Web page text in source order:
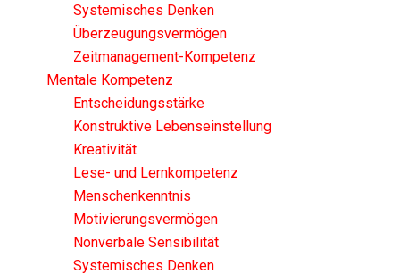
Systemisches Denken
Überzeugungsvermögen
Zeitmanagement-Kompetenz
Mentale Kompetenz
Entscheidungsstärke
Konstruktive Lebenseinstellung
Kreativität
Lese- und Lernkompetenz
Menschenkenntnis
Motivierungsvermögen
Nonverbale Sensibilität
Systemisches Denken